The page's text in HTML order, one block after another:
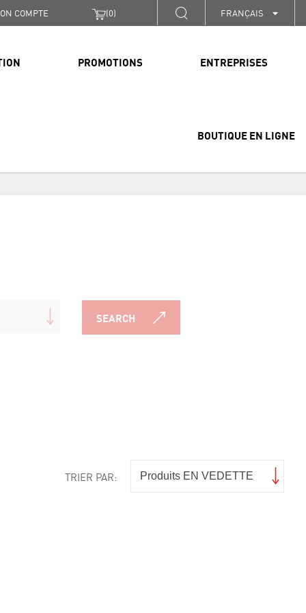
COMPTE (0) FRANÇAIS
PROMOTIONS ENTREPRISES
BOUTIQUE EN LIGNE
SEARCH
TRIER PAR: